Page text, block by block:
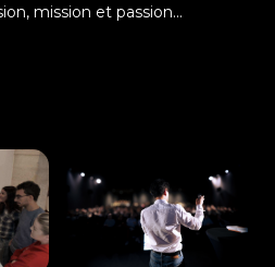
mission et passion...